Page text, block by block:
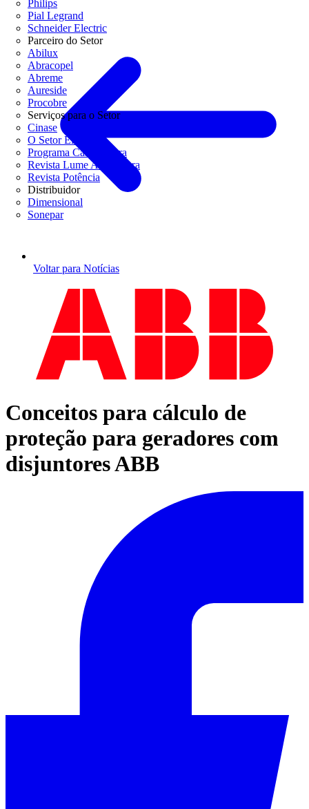
Philips
Pial Legrand
Schneider Electric
Parceiro do Setor
Abilux
Abracopel
Abreme
Aureside
Procobre
Serviços para o Setor
Cinase
O Setor Elétrico
Programa Casa Segura
Revista Lume Arquitetura
Revista Potência
Distribuidor
Dimensional
Sonepar
Voltar para Notícias
Conceitos para cálculo de
proteção para geradores com
disjuntores ABB